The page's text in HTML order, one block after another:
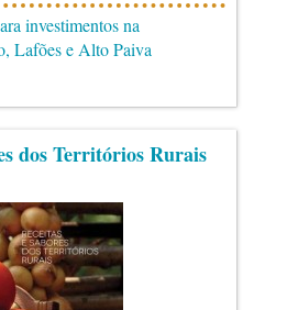
investimentos na
Lafões e Alto Paiva
dos Territórios Rurais